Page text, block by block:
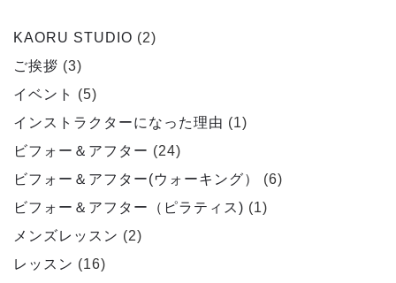
KAORU STUDIO (2)
ご挨拶 (3)
イベント
(5)
インストラクターになった理由 (1)
ビフォー＆アフター (24)
ビフォー＆アフター(ウォーキング）
(6)
ビフォー＆アフター（ピラティス) (1)
メンズレッスン (2)
レッスン (16)